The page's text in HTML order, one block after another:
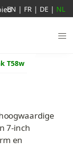
T58w
7-inch
en
EN | FR | DE | NL